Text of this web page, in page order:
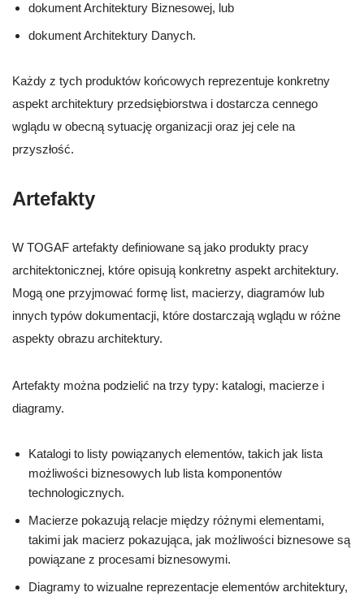
dokument Architektury Biznesowej, lub
dokument Architektury Danych.
Każdy z tych produktów końcowych reprezentuje konkretny
aspekt architektury przedsiębiorstwa i dostarcza cennego
wglądu w obecną sytuację organizacji oraz jej cele na
przyszłość.
Artefakty
W TOGAF artefakty definiowane są jako produkty pracy
architektonicznej, które opisują konkretny aspekt architektury.
Mogą one przyjmować formę list, macierzy, diagramów lub
innych typów dokumentacji, które dostarczają wglądu w różne
aspekty obrazu architektury.
Artefakty można podzielić na trzy typy: katalogi, macierze i
diagramy.
Katalogi to listy powiązanych elementów, takich jak lista
możliwości biznesowych lub lista komponentów
technologicznych.
Macierze pokazują relacje między różnymi elementami,
takimi jak macierz pokazująca, jak możliwości biznesowe są
powiązane z procesami biznesowymi.
Diagramy to wizualne reprezentacje elementów architektury,